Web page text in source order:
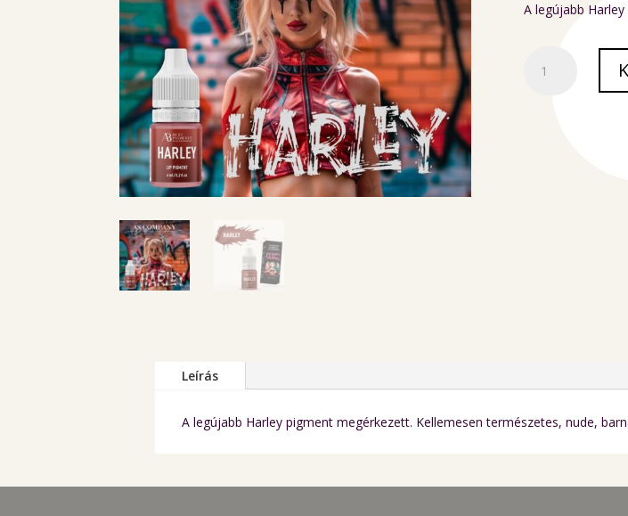
A legújabb
pigment
Leírás
A legújabb Harley pigment megérkezett. Kellemesen természetes, nude,